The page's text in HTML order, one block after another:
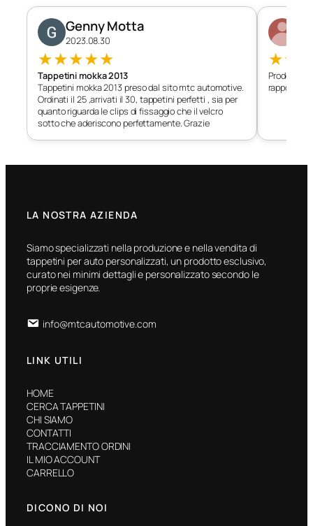
Genny Motta
2023.08.30
★★★★★
Tappetini mokka 2013
Tappetini mokka 2013 preso dal sito mtc automotive.
Ordinati il 25 ,arrivati il 30, tappetini perfetti , sia per
quanto riguarda le clips di fissaggio che il velcro
sotto che aderiscono perfettamente. Grazie
★★
Prodotto
rapporto
LA NOSTRA AZIENDA
Siamo specializzati nella produzione e nella vendita di
tappetini per auto personalizzati, un prodotto esclusivo,
curato nei minimi dettagli e personalizzato secondo le
proprie esigenze.
info@mtcautomotive.com
LINK UTILI
HOME
CERCA TAPPETINI
CHI SIAMO
CONTATTI
TRACCIAMENTO ORDINI
IL MIO ACCOUNT
CARRELLO
DICONO DI NOI